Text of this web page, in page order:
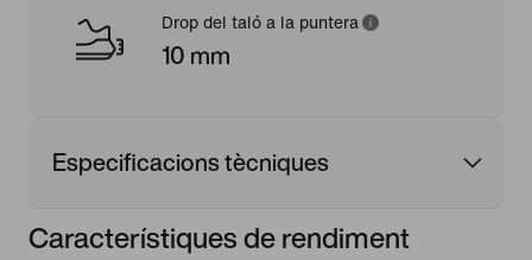
Drop del taló a la puntera
10 mm
Especificacions tècniques
Característiques de rendiment